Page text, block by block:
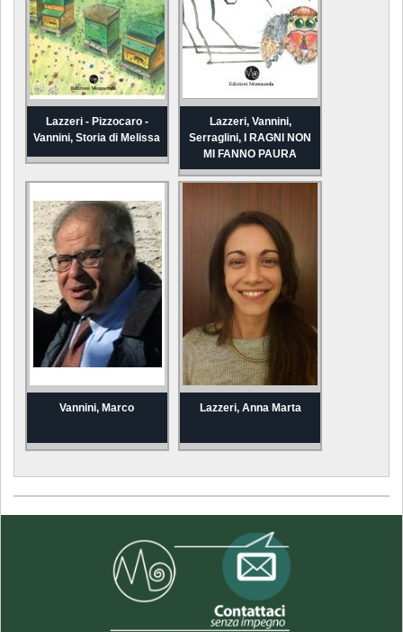
Lazzeri - Pizzocaro -
Vannini, Storia di Melissa
Lazzeri, Vannini,
Serraglini, I RAGNI NON
MI FANNO PAURA
Vannini, Marco Lazzeri, Anna Marta